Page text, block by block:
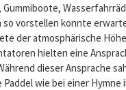
so vorstellen konnte
der atmosphärische
hielten eine
dieser Ansprache
wie bei einer Hymne